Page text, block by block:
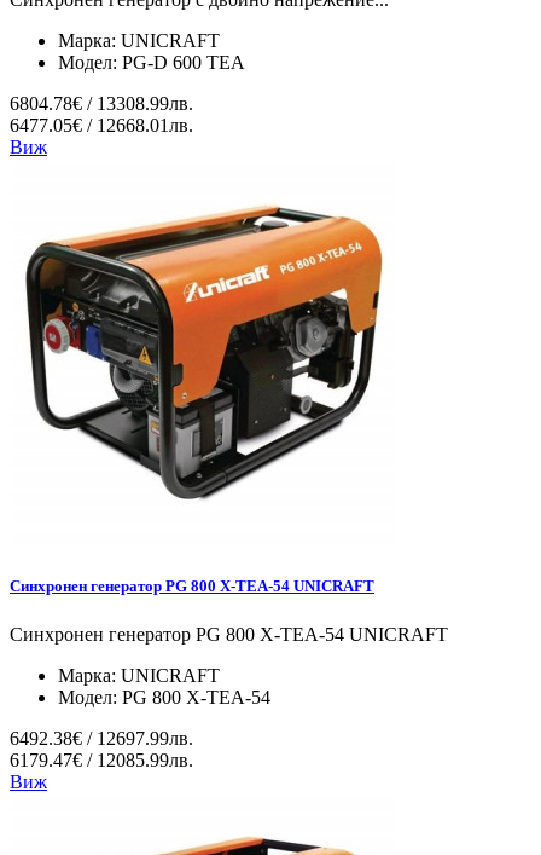
Марка: UNICRAFT
Модел: PG-D 600 TEA
6804.78€ / 13308.99лв.
6477.05€ / 12668.01лв.
Виж
Синхронен генератор PG 800 X-TEA-54 UNICRAFT
Синхронен генератор PG 800 X-TEA-54 UNICRAFT
Марка: UNICRAFT
Модел: PG 800 X-TEA-54
6492.38€ / 12697.99лв.
6179.47€ / 12085.99лв.
Виж